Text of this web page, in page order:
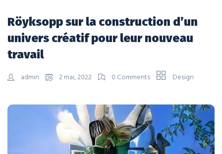
Röyksopp sur la construction d’un
univers créatif pour leur nouveau
travail
admin 2 mai, 2022 0 Comments Design